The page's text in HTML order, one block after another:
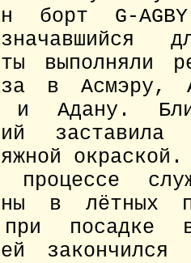
борт G-
выполняли
в Асмэру,
и Адану.
окраской.
в лётных
посадке